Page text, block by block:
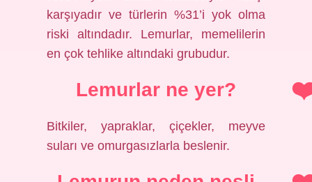
karşıyadır ve türlerin %31’i yok olma
riski altındadır. Lemurlar, memelilerin
en çok tehlike altındaki grubudur.
Lemurlar ne yer?
Bitkiler, yapraklar, çiçekler, meyve
suları ve omurgasızlarla beslenir.